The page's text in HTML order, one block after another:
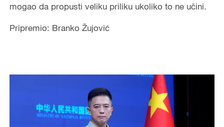
mogao da propusti veliku priliku ukoliko to ne učini.
Pripremio: Branko Žujović